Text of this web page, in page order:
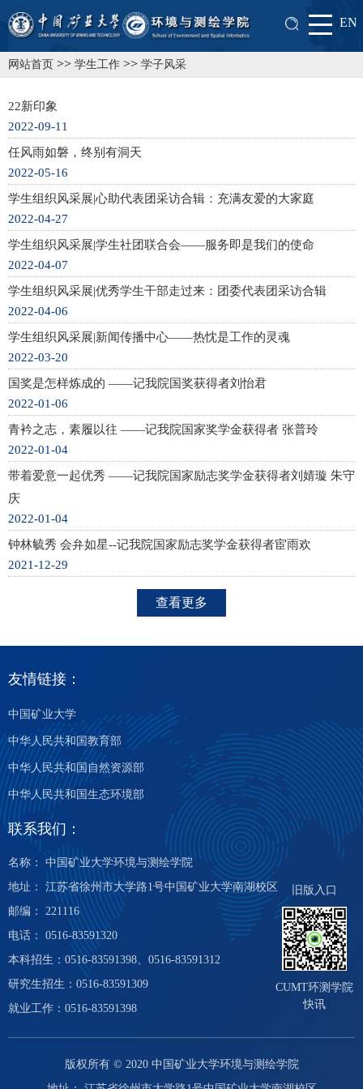
EN
网站首页 >> 学生工作 >> 学子风采
22新印象
2022-09-11
任风雨如磐，终别有洞天
2022-05-16
学生组织风采展|心助代表团采访合辑：充满友爱的大家庭
2022-04-27
学生组织风采展|学生社团联合会——服务即是我们的使命
2022-04-07
学生组织风采展|优秀学生干部走过来：团委代表团采访合辑
2022-04-06
学生组织风采展|新闻传播中心——热忱是工作的灵魂
2022-03-20
国奖是怎样炼成的 ——记我院国奖获得者刘怡君
2022-01-06
青衿之志，素履以往 ——记我院国家奖学金获得者 张普玲
2022-01-04
带着爱意一起优秀 ——记我院国家励志奖学金获得者刘婧璇 朱守
庆
2022-01-04
钟林毓秀 会弁如星--记我院国家励志奖学金获得者宦雨欢
2021-12-29
查看更多
友情链接：
中国矿业大学
中华人民共和国教育部
中华人民共和国自然资源部
中华人民共和国生态环境部
联系我们：
名称： 中国矿业大学环境与测绘学院
地址： 江苏省徐州市大学路1号中国矿业大学南湖校区
邮编： 221116
电话： 0516-83591320
本科招生：0516-83591398、0516-83591312
研究生招生：0516-83591309
就业工作：0516-83591398
旧版入口
CUMT环测学院
快讯
版权所有 © 2020 中国矿业大学环境与测绘学院